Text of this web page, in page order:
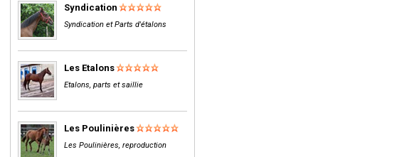
Syndication
Syndication et Parts d'étalons
Les Etalons
Etalons, parts et saillie
Les Poulinières
Les Poulinières, reproduction